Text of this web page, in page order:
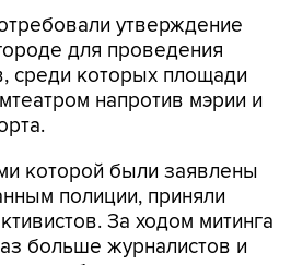
среди которых площади
напротив мэрии и
которой были заявлены
За ходом митинга
больше журналистов и
чем было его